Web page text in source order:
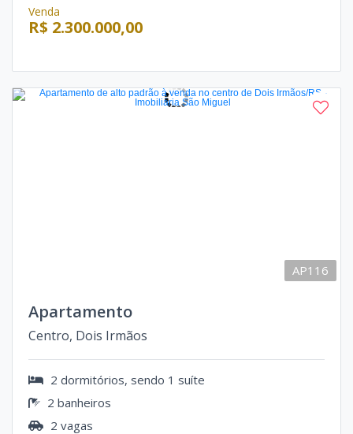
Venda
R$ 2.300.000,00
AP116
Apartamento
Centro, Dois Irmãos
2 dormitórios, sendo 1 suíte
2 banheiros
2 vagas